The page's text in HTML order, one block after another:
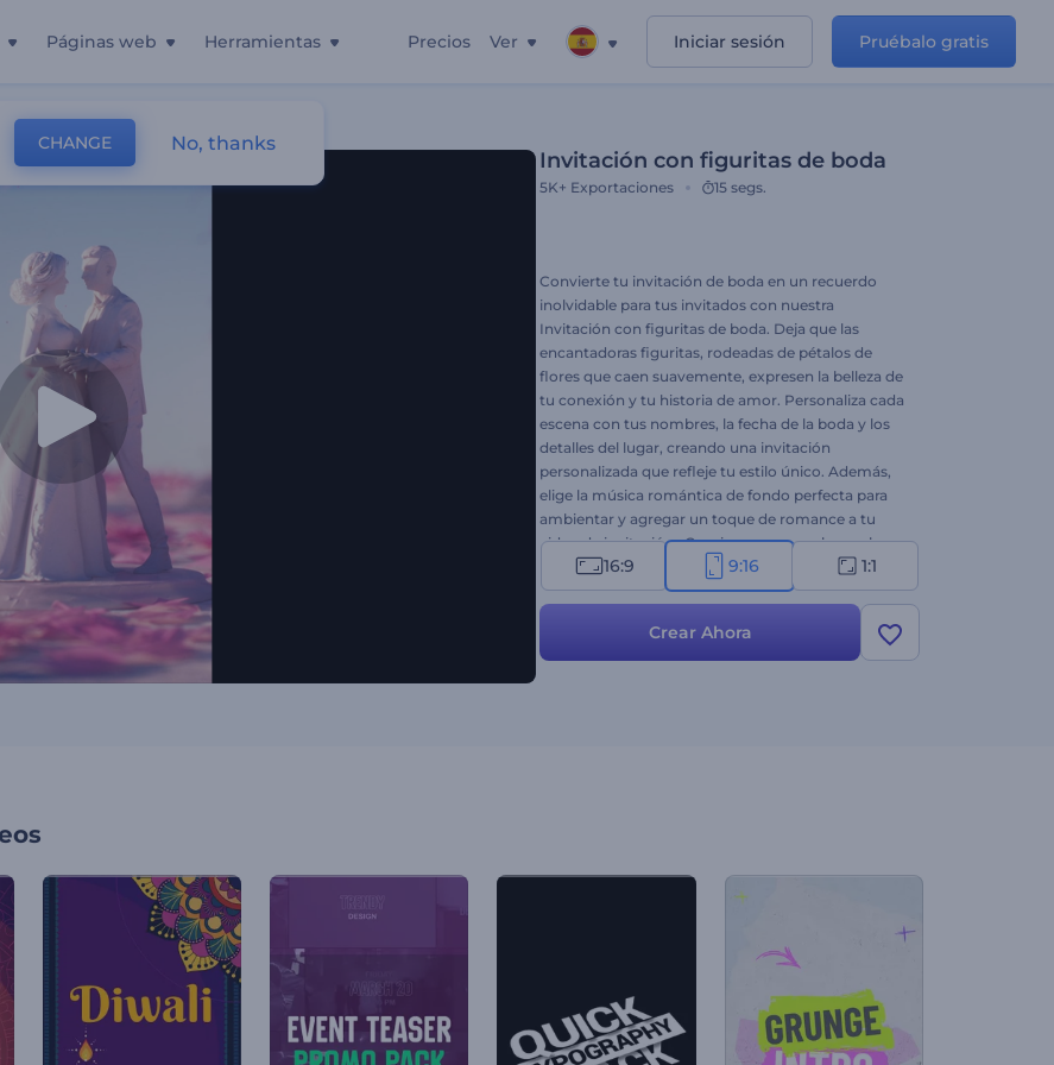
Páginas web Herramientas Precios Ver Iniciar sesión Pruébalo gratis
Invitación con figuritas de boda
5K+ Exportaciones 15 segs.
Convierte tu invitación de boda en un recuerdo
inolvidable para tus invitados con nuestra
Invitación con figuritas de boda. Deja que las
encantadoras figuritas, rodeadas de pétalos de
flores que caen suavemente, expresen la belleza de
tu conexión y tu historia de amor. Personaliza cada
escena con tus nombres, la fecha de la boda y los
detalles del lugar, creando una invitación
personalizada que refleje tu estilo único. Además,
elige la música romántica de fondo perfecta para
ambientar y agregar un toque de romance a tu
video de invitación. ¡Comienza a crear ahora y haz
que el anuncio de tu boda sea una obra de arte!
16:9 9:16 1:1
Crear Ahora
CHANGE No, thanks